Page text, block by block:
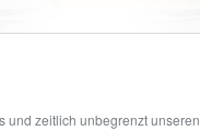
und zeitlich unbegrenzt unseren